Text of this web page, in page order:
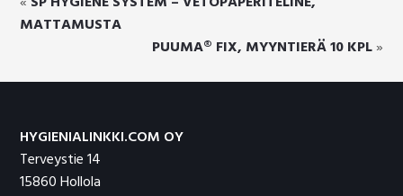
MATTAMUSTA
PUUMA® FIX, MYYNTIERÄ 10 KPL»
HYGIENIALINKKI.COM OY
Terveystie 14
15860 Hollola